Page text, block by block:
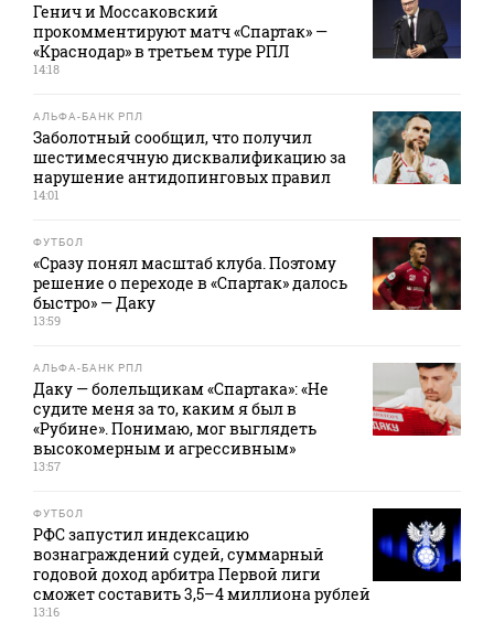
Генич и Моссаковский
прокомментируют матч «Спартак» —
«Краснодар» в третьем туре РПЛ
14:18
АЛЬФА-БАНК РПЛ
Заболотный сообщил, что получил
шестимесячную дисквалификацию за
нарушение антидопинговых правил
14:01
ФУТБОЛ
«Сразу понял масштаб клуба. Поэтому
решение о переходе в «Спартак» далось
быстро» — Даку
13:59
АЛЬФА-БАНК РПЛ
Даку — болельщикам «Спартака»: «Не
судите меня за то, каким я был в
«Рубине». Понимаю, мог выглядеть
высокомерным и агрессивным»
13:57
ФУТБОЛ
РФС запустил индексацию
вознаграждений судей, суммарный
годовой доход арбитра Первой лиги
сможет составить 3,5–4 миллиона рублей
13:16